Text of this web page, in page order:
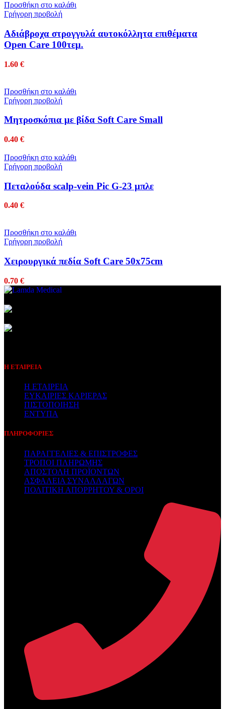
Προσθήκη στο καλάθι
Γρήγορη προβολή
Αδιάβροχα στρογγυλά αυτοκόλλητα επιθέματα
Open Care 100τεμ.
1.60 €
Προσθήκη στο καλάθι
Γρήγορη προβολή
Μητροσκόπια με βίδα Soft Care Small
0.40 €
Προσθήκη στο καλάθι
Γρήγορη προβολή
Πεταλούδα scalp-vein Pic G-23 μπλε
0.40 €
Προσθήκη στο καλάθι
Γρήγορη προβολή
Χειρουργικά πεδία Soft Care 50x75cm
0.70 €
Η ΕΤΑΙΡΕΙΑ
Η ΕΤΑΙΡΕΙΑ
ΕΥΚΑΙΡΙΕΣ ΚΑΡΙΕΡΑΣ
ΠΙΣΤΟΠΟΙΗΣΗ
ΕΝΤΥΠΑ
ΠΛΗΡΟΦΟΡΙΕΣ
ΠΑΡΑΓΓΕΛΙΕΣ & ΕΠΙΣΤΡΟΦΕΣ
ΤΡΟΠΟΙ ΠΛΗΡΩΜΗΣ
ΑΠΟΣΤΟΛΗ ΠΡΟΪΟΝΤΩΝ
ΑΣΦΑΛΕΙΑ ΣΥΝΑΛΛΑΓΩΝ
ΠΟΛΙΤΙΚΗ ΑΠΟΡΡΗΤΟΥ & ΟΡΟΙ